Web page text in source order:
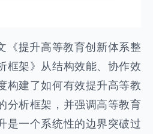
《提升高等教育创新体系整
框架》从结构效能、协作效
构建了如何有效提升高等教
分析框架，并强调高等教育
是一个系统性的边界突破过